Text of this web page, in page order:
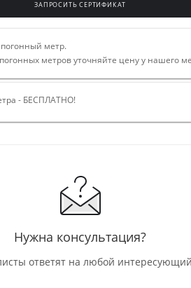
ЗАПРОСИТЬ СЕРТИФИКАТ
метр.
метров уточняйте цену у нашего
- БЕСПЛАТНО!
Нужна консультация?
ответят на любой